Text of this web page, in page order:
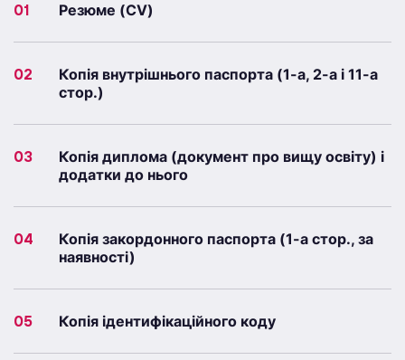
01 Резюме (CV)
02
Копія внутрішнього паспорта (1-а, 2-а і 11-а
стор.)
03
Копія диплома (документ про вищу освіту) і
додатки до нього
04
Копія закордонного паспорта (1-а стор., за
наявності)
05 Копія ідентифікаційного коду